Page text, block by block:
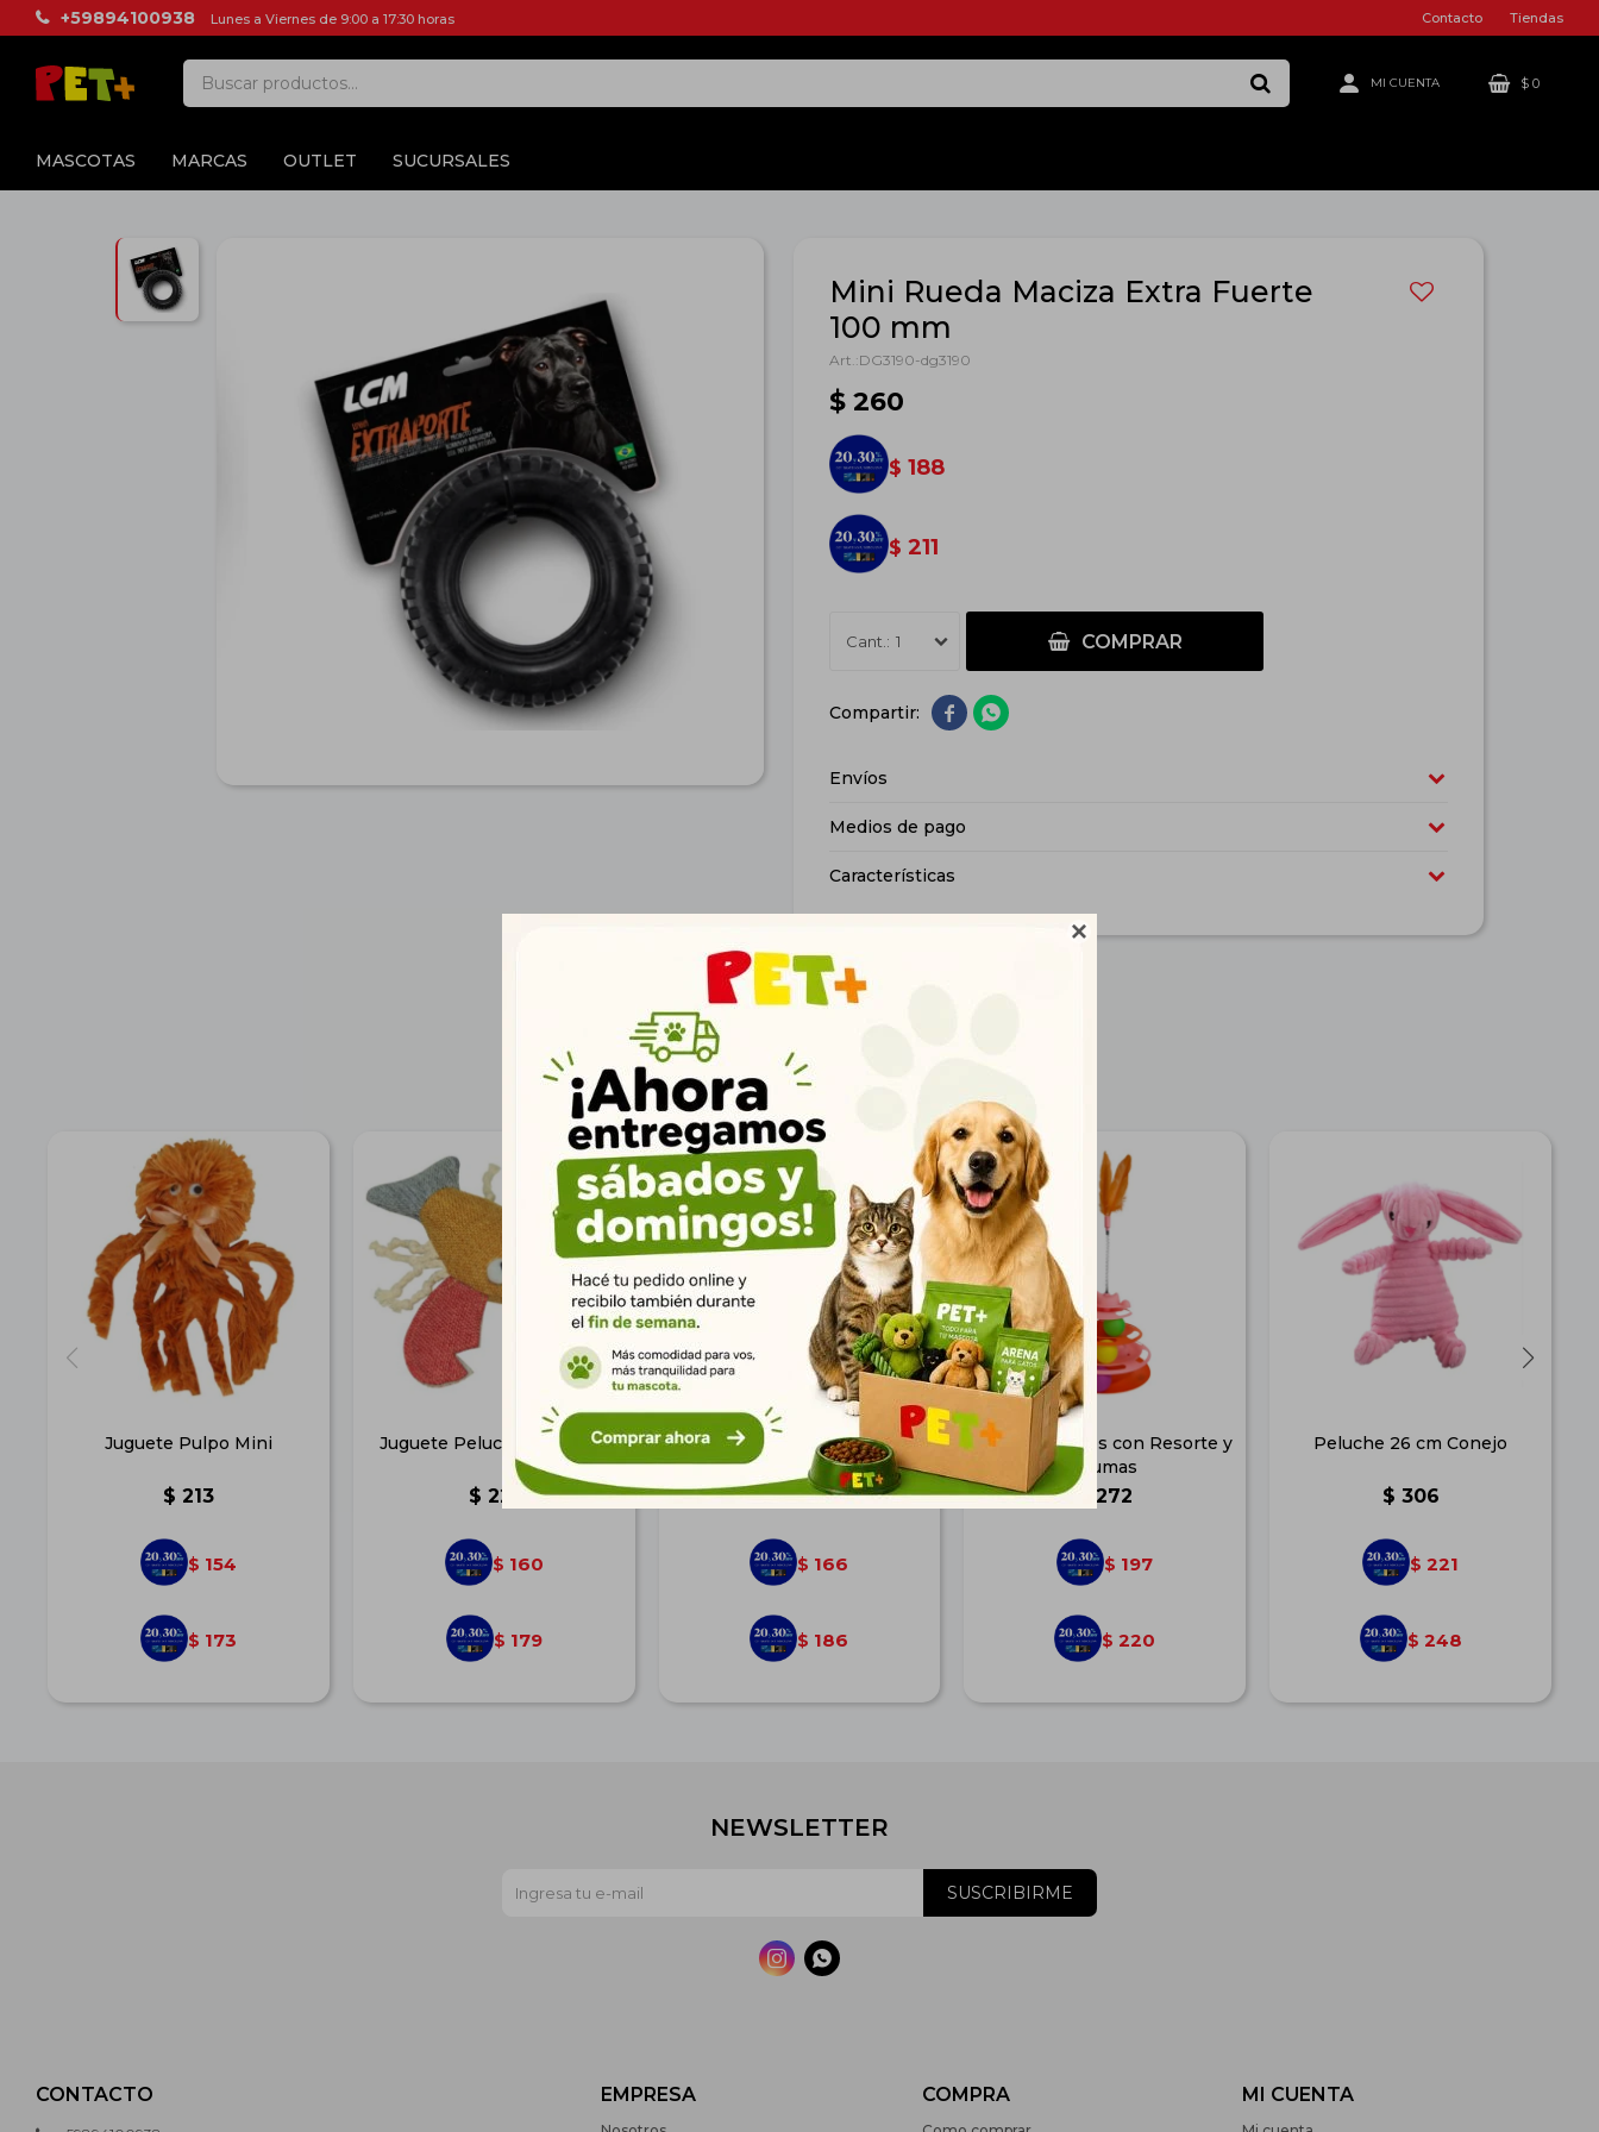

MASCOTAS MARCAS OUTLET SUCURSALES
$ 0
+59894100938 Lunes a Viernes de 9:00 a 17:30 horas Contacto Tiendas
Mini Rueda Maciza Extra Fuerte
100 mm
DG3190-dg3190
$ 260
$ 188
$ 211
1 COMPRAR
 
Envíos
Medios de pago
Características
Productos que te pueden interesar
Juguete Pulpo Mini
$ 213
$ 154
$ 173
Juguete Peluche Langosta
$ 221
$ 160
$ 179
Pelota Mágica Saltarina 23,5
cm Frisbee
$ 230
$ 166
$ 186
Torre 3 Niveles con Resorte y
Plumas
272
$ 197
$ 220
Peluche 26 cm Conejo
$ 306
$ 221
$ 248
CONTACTO EMPRESA COMPRA MI CUENTA
NEWSLETTER
SUSCRIBIRME
 